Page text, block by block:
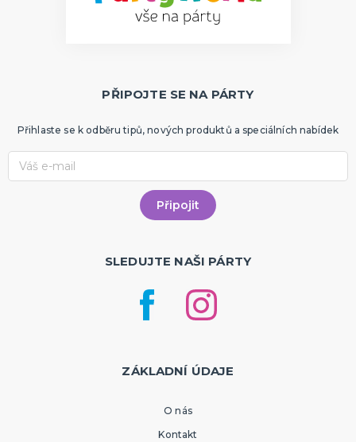
PŘIPOJTE SE NA PÁRTY
Přihlaste se k odběru tipů, nových produktů a speciálních nabídek
SLEDUJTE NAŠI PÁRTY
ZÁKLADNÍ ÚDAJE
O nás
Kontakt